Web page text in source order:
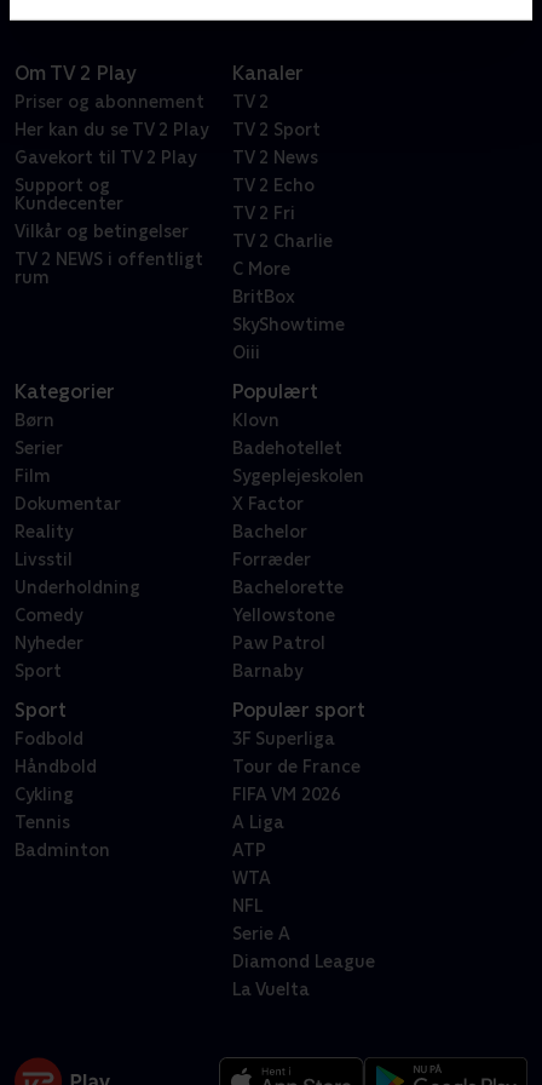
Om TV 2 Play
Priser og abonnement
Her kan du se TV 2 Play
Gavekort til TV 2 Play
Support og
Kundecenter
Vilkår og betingelser
TV 2 NEWS i offentligt
rum
Kanaler
TV 2
TV 2 Sport
TV 2 News
TV 2 Echo
TV 2 Fri
TV 2 Charlie
C More
BritBox
SkyShowtime
Oiii
Kategorier
Børn
Serier
Film
Dokumentar
Reality
Livsstil
Underholdning
Comedy
Nyheder
Sport
Populært
Klovn
Badehotellet
Sygeplejeskolen
X Factor
Bachelor
Forræder
Bachelorette
Yellowstone
Paw Patrol
Barnaby
Sport
Fodbold
Håndbold
Cykling
Tennis
Badminton
Populær sport
3F Superliga
Tour de France
FIFA VM 2026
A Liga
ATP
WTA
NFL
Serie A
Diamond League
La Vuelta